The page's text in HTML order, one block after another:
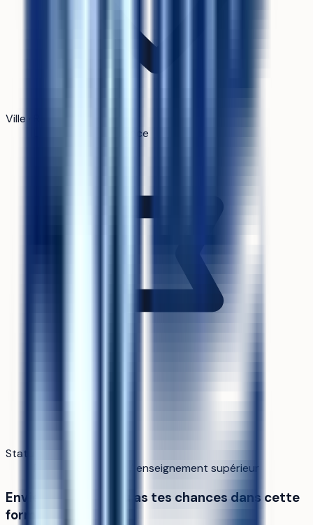
Ville · Région
Lille · Hauts-de-France
Statut
Privé hors contrat / enseignement supérieur
Envie de savoir si tu as tes chances dans cette
formation ?